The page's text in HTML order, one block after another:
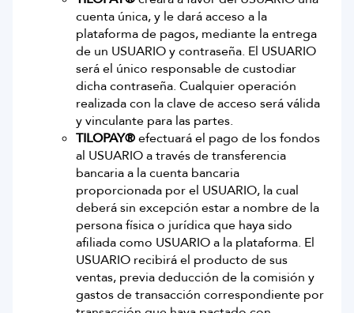
cuenta única, y le dará acceso a la
plataforma de pagos, mediante la entrega
de un USUARIO y contraseña. El USUARIO
será el único responsable de custodiar
dicha contraseña. Cualquier operación
realizada con la clave de acceso será válida
y vinculante para las partes.
TILOPAY®efectuará el pago de los fondos
al USUARIO a través de transferencia
bancaria a la cuenta bancaria
proporcionada por el USUARIO, la cual
deberá sin excepción estar a nombre de la
persona física o jurídica que haya sido
afiliada como USUARIO a la plataforma. El
USUARIO recibirá el producto de sus
ventas, previa deducción de la comisión y
gastos de transacción correspondiente por